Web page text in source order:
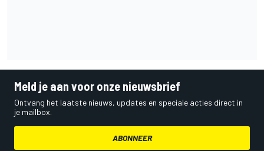
Meld je aan voor onze nieuwsbrief
Ontvang het laatste nieuws, updates en speciale acties direct in
je mailbox.
ABONNEER